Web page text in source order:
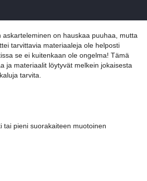
askarteleminen on hauskaa puuhaa, mutta
tarvittavia materiaaleja ole helposti
se ei kuitenkaan ole ongelma! Tämä
ja materiaalit löytyvät melkein jokaisesta
tarvita.
tai pieni suorakaiteen muotoinen